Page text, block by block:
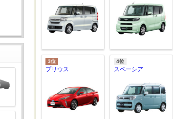
3位
プリウス
4位
スペーシア